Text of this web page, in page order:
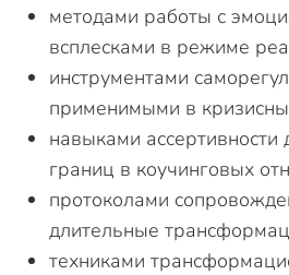
методами работы с
всплесками в режиме
инструментами
применимыми в
навыками ассертивности
границ в коучинговых
протоколами
длительные
техниками